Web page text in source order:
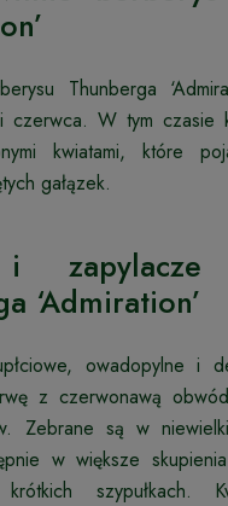
Thunberga
i czerwca. W tym czasie
kwiatami, które
gałązek.
zapylacze
‘Admiration’
owadopylne i
z czerwonawą
Zebrane są w
w większe
szypułkach.